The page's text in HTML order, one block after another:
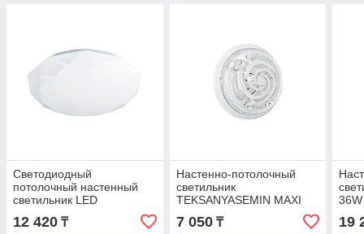
Светодиодный
потолочный настенный
светильник LED
OREGANO 36W 6000K
(TEKLED
12 420 ₸
Настенно-потолочный
светильник
TEKSANYASEMIN MAXI
LED 22W 6000K 400MM
(TT-KZ)
7 050₸ 19